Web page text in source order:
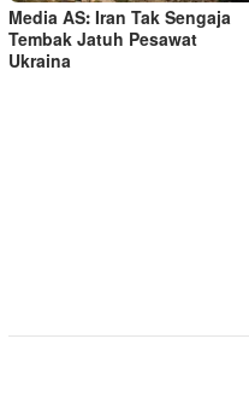
Media AS: Iran Tak Sengaja
Tembak Jatuh Pesawat
Ukraina